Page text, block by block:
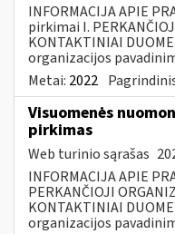
INFORMACIJA APIE
pirkimai I.
KONTAKTINIAI
organizacijos
Metai: 2022
Visuomenės
pirkimas
Web turinio sąrašas
INFORMACIJA APIE
PERKANČIOJI
KONTAKTINIAI
organizacijos